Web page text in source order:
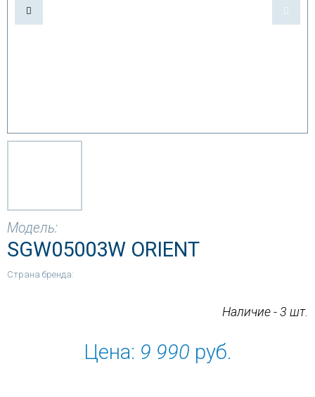
Модель:
SGW05003W ORIENT
Страна бренда:
Наличие - 3 шт.
Цена: 9 990 руб.